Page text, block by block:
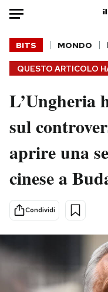
HOME
Italia
Politica
Tecnologia
Scienza
Cultura
Economia
Sport
PODCAST
QUESTO ARTICOLO
BITS MONDO
L’Ungheria
sul
aprire una
cinese a
Condividi